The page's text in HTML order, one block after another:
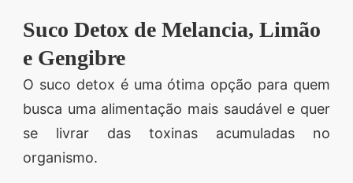
Suco Detox de Melancia, Limão
e Gengibre
O suco detox é uma ótima opção para quem
busca uma alimentação mais saudável e quer
se livrar das toxinas acumuladas no
organismo.